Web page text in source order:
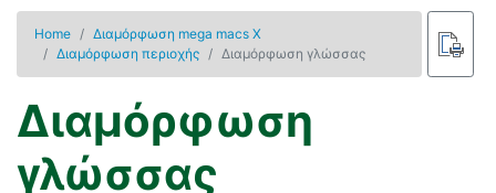
Home
Διαμόρφωση mega macs X
Διαμόρφωση περιοχής
Διαμόρφωση γλώσσας
Διαμόρφωση
γλώσσας